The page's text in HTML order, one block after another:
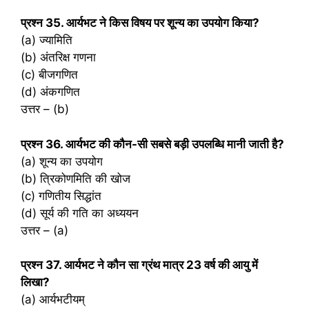
प्रश्‍न 35. आर्यभट ने किस विषय पर शून्य का उपयोग किया?
(a) ज्यामिति
(b) अंतरिक्ष गणना
(c) बीजगणित
(d) अंकगणित
उत्तर – (b)
प्रश्‍न 36. आर्यभट की कौन-सी सबसे बड़ी उपलब्धि मानी जाती है?
(a) शून्य का उपयोग
(b) त्रिकोणमिति की खोज
(c) गणितीय सिद्धांत
(d) सूर्य की गति का अध्ययन
उत्तर – (a)
प्रश्‍न 37. आर्यभट ने कौन सा ग्रंथ मात्र 23 वर्ष की आयु में
लिखा?
(a) आर्यभटीयम्